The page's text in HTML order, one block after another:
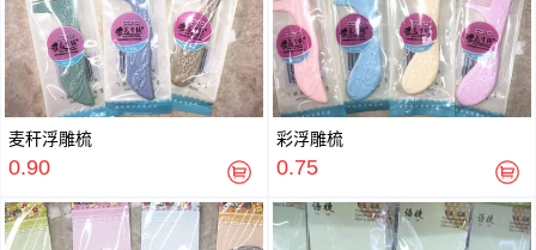
麦秆浮雕梳
0.90
彩浮雕梳
0.75